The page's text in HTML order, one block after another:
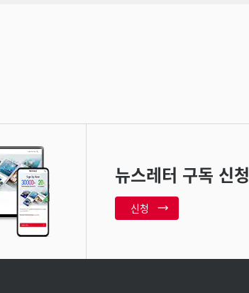
뉴스레터 구독 신청
신청